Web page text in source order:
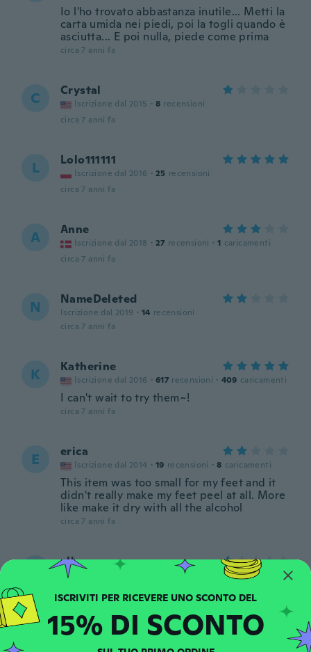
Io l'ho trovato abbastanza inutile... Metti la
carta umida nei piedi, poi la togli quando è
asciutta... E poi nulla, piede come prima
circa 7 anni fa
C Crystal
Iscrizione dal 2015 · 8 recensioni
circa 7 anni fa
L Lolo111111
Iscrizione dal 2016 · 25 recensioni
circa 7 anni fa
A Anne
Iscrizione dal 2018 · 27 recensioni · 1 caricamenti
circa 7 anni fa
N NameDeleted
Iscrizione dal 2019 · 14 recensioni
circa 7 anni fa
K Katherine
Iscrizione dal 2016 · 617 recensioni · 409 caricamenti
I can't wait to try them~!
circa 7 anni fa
E erica
Iscrizione dal 2014 · 19 recensioni · 8 caricamenti
This item was too small for my feet and it
didn't really make my feet peel at all. More
like make it dry with all the alcohol
circa 7 anni fa
elly
recensioni
Sophie
15% DI SCONTO